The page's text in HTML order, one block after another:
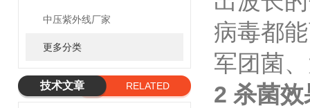
中压紫外线厂家
更多分类
技术文章
RELATED
病毒都
军团菌
2 杀菌